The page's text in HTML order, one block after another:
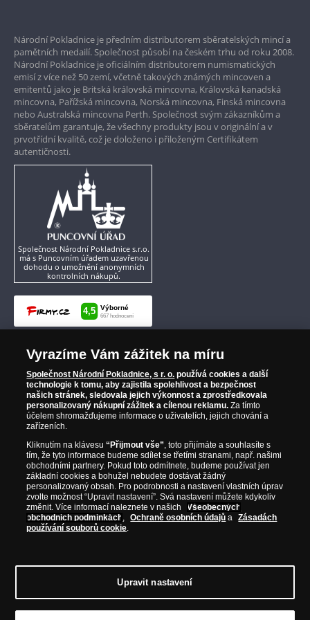
Garance nejvyšší kvality
Pouze originální produkty
Národní Pokladnice je předním distributorem sběratelských mincí a
pamětních medailí. Společnost působí na českém trhu od roku 2008.
Národní Pokladnice je oficiálním distributorem numismatických
emisí z více než 50 zemí, včetně takových známých mincoven a
emitentů jako je Britská královská mincovna, Královská kanadská
mincovna, Pařížská mincovna, Norská mincovna, Finská mincovna
nebo Australská mincovna Perth. Společnost svým zákazníkům a
sběratelům garantuje, že všechny produkty jsou v originální a v
prvotřídní kvalitě, což je doloženo i přiloženým Certifikátem
autentičnosti.
Společnost Národní Pokladnice s.r.o.
má s Puncovním úřadem uzavřenou
dohodu o umožnění anonymních
kontrolních nákupů.
Vyrazíme Vám zážitek na míru
Společnost Národní Pokladnice, s r. o. používá cookies a další
technologie k tomu, aby zajistila spolehlivost a bezpečnost
našich stránek, sledovala jejich výkonnost a zprostředkovala
personalizovaný nákupní zážitek a cílenou reklamu. Za tímto
účelem shromažďujeme informace o uživatelích, jejich chování a
zařízeních.
Kliknutím na klávesu“Přijmout vše”, toto přijímáte a souhlasíte s
tím, že tyto informace budeme sdílet se třetími stranami, např. našimi
obchodními partnery. Pokud toto odmítnete, budeme používat jen
základní cookies a bohužel nebudete dostávat žádný
personalizovaný obsah. Pro podrobnosti a nastavení vlastních úprav
zvolte možnost “Upravit nastavení”. Svá nastavení můžete kdykoliv
změnit. Více informací naleznete v našich
Všeobecných
obchodních podmínkách , Ochraně osobních údajů a
Zásadách
používání souborů cookie.
Upravit nastavení